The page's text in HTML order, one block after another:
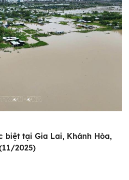
biệt tại Gia Lai, Khánh Hòa,
2025)